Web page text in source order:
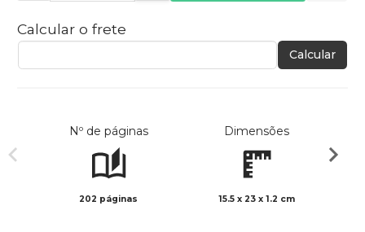
Calcular o frete
Calcular
Nº de páginas
202 páginas
Dimensões
15.5 x 23 x 1.2 cm